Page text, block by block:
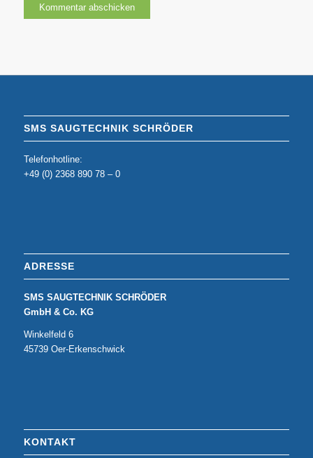
SMS SAUGTECHNIK SCHRÖDER
Telefonhotline:
+49 (0) 2368 890 78 – 0
ADRESSE
SMS SAUGTECHNIK SCHRÖDER
GmbH & Co. KG
Winkelfeld 6
45739 Oer-Erkenschwick
KONTAKT